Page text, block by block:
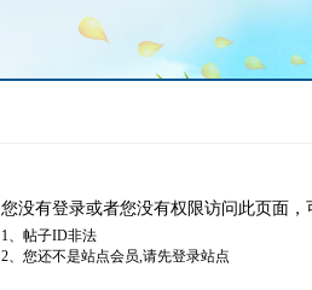
您没有登录或者您没有权限访问此页面
1、帖子ID非法
2、您还不是站点会员,请先登录站点